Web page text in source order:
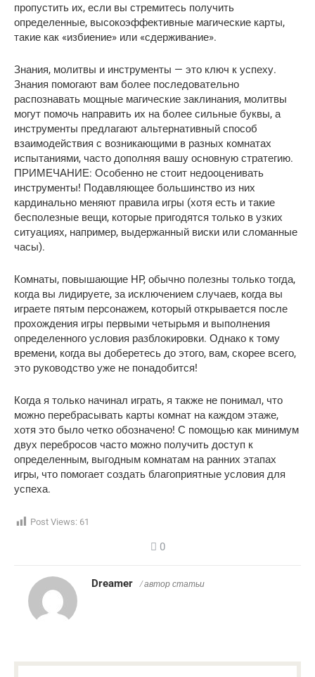
пропустить их, если вы стремитесь получить
определенные, высокоэффективные магические карты,
такие как «избиение» или «сдерживание».
Знания, молитвы и инструменты — это ключ к успеху.
Знания помогают вам более последовательно
распознавать мощные магические заклинания, молитвы
могут помочь направить их на более сильные буквы, а
инструменты предлагают альтернативный способ
взаимодействия с возникающими в разных комнатах
испытаниями, часто дополняя вашу основную стратегию.
ПРИМЕЧАНИЕ: Особенно не стоит недооценивать
инструменты! Подавляющее большинство из них
кардинально меняют правила игры (хотя есть и такие
бесполезные вещи, которые пригодятся только в узких
ситуациях, например, выдержанный виски или сломанные
часы).
Комнаты, повышающие HP, обычно полезны только тогда,
когда вы лидируете, за исключением случаев, когда вы
играете пятым персонажем, который открывается после
прохождения игры первыми четырьмя и выполнения
определенного условия разблокировки. Однако к тому
времени, когда вы доберетесь до этого, вам, скорее всего,
это руководство уже не понадобится!
Когда я только начинал играть, я также не понимал, что
можно перебрасывать карты комнат на каждом этаже,
хотя это было четко обозначено! С помощью как минимум
двух перебросов часто можно получить доступ к
определенным, выгодным комнатам на ранних этапах
игры, что помогает создать благоприятные условия для
успеха.
Post Views: 61
0
Dreamer / автор статьи